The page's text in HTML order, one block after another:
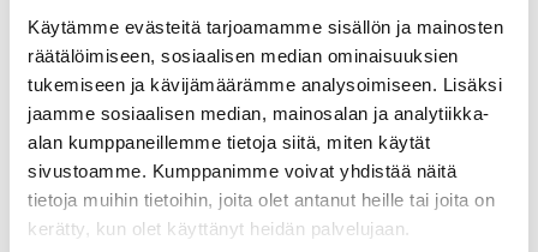
Käytämme evästeitä tarjoamamme sisällön ja mainosten
räätälöimiseen, sosiaalisen median ominaisuuksien
tukemiseen ja kävijämäärämme analysoimiseen. Lisäksi
jaamme sosiaalisen median, mainosalan ja analytiikka-
alan kumppaneillemme tietoja siitä, miten käytät
sivustoamme. Kumppanimme voivat yhdistää näitä
tietoja muihin tietoihin, joita olet antanut heille tai joita on
kerätty, kun olet käyttänyt heidän palvelujaan.